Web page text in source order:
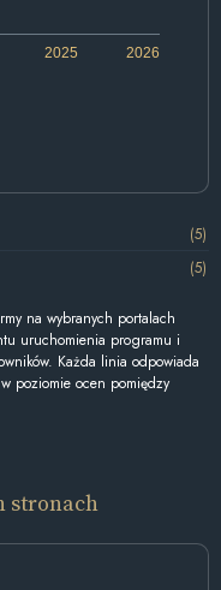
2026
2025
(5)
(5)
na wybranych portalach
uruchomienia programu i
Każda linia odpowiada
poziomie ocen pomiędzy
stronach